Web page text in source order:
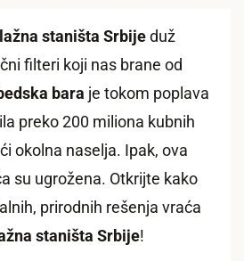
staništa Srbijeduž
filteri koji nas brane od
bara je tokom poplava
preko 200 miliona kubnih
okolna naselja. Ipak, ova
su ugrožena. Otkrijte kako
prirodnih rešenja vraća
staništa Srbije!